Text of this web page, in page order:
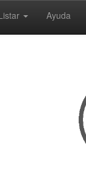
Ayuda